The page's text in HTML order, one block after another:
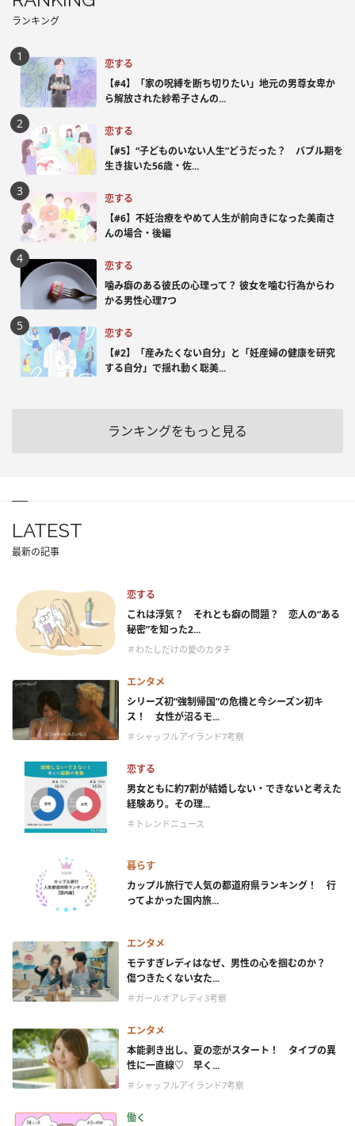
ランキング
恋する
【#4】「家の呪縛を断ち切りたい」地元の男尊女卑か
ら解放された紗希子さんの...
恋する
【#5】“子どものいない人生”どうだった？ バブル期を
生き抜いた56歳・佐...
恋する
【#6】不妊治療をやめて人生が前向きになった美南さ
んの場合・後編
恋する
噛み癖のある彼氏の心理って？ 彼女を噛む行為からわ
かる男性心理7つ
恋する
【#2】「産みたくない自分」と「妊産婦の健康を研究
する自分」で揺れ動く聡美...
ランキングをもっと見る
LATEST
最新の記事
恋する
これは浮気？ それとも癖の問題？ 恋人の“ある
秘密”を知った2...
＃わたしだけの愛のカタチ
エンタメ
シリーズ初“強制帰国”の危機と今シーズン初キ
ス！ 女性が沼るモ...
＃シャッフルアイランド7考察
恋する
男女ともに約7割が結婚しない・できないと考えた
経験あり。その理...
＃トレンドニュース
暮らす
カップル旅行で人気の都道府県ランキング！ 行
ってよかった国内旅...
エンタメ
モテすぎレディはなぜ、男性の心を掴むのか？
傷つきたくない女た...
＃ガールオアレディ3考察
エンタメ
本能剥き出し、夏の恋がスタート！ タイプの異
性に一直線♡ 早く...
＃シャッフルアイランド7考察
働く